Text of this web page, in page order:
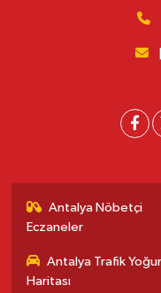
Antalya Nöbetçi
Eczaneler
Antalya Trafik
Haritası